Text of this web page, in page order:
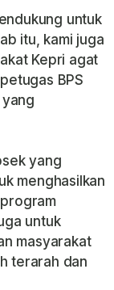
untuk
itu, kami juga
Kepri agat
BPS
yang
menghasilkan
untuk
masyarakat
terarah dan